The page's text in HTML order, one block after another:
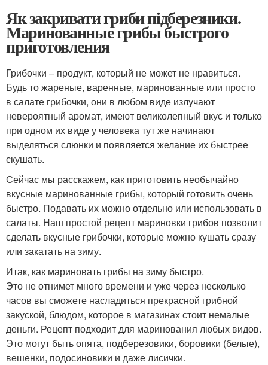
Як закривати гриби підберезники.
Маринованные грибы быстрого
приготовления
Грибочки – продукт, который не может не нравиться.
Будь то жареные, варенные, маринованные или просто
в салате грибочки, они в любом виде излучают
невероятный аромат, имеют великолепный вкус и только
при одном их виде у человека тут же начинают
выделяться слюнки и появляется желание их быстрее
скушать.
Сейчас мы расскажем, как приготовить необычайно
вкусные маринованные грибы, который готовить очень
быстро. Подавать их можно отдельно или использовать в
салаты. Наш простой рецепт мариновки грибов позволит
сделать вкусные грибочки, которые можно кушать сразу
или закатать на зиму.
Итак, как мариновать грибы на зиму быстро.
Это не отнимет много времени и уже через несколько
часов вы сможете насладиться прекрасной грибной
закуской, блюдом, которое в магазинах стоит немалые
деньги. Рецепт подходит для маринования любых видов.
Это могут быть опята, подберезовики, боровики (белые),
вешенки, подосиновики и даже лисички.